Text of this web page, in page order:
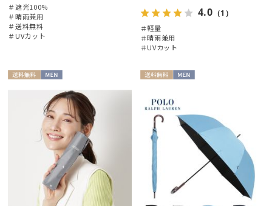
＃遮光100%
＃晴雨兼用
＃送料無料
＃UVカット
4.0 （1）
＃軽量
＃晴雨兼用
＃UVカット